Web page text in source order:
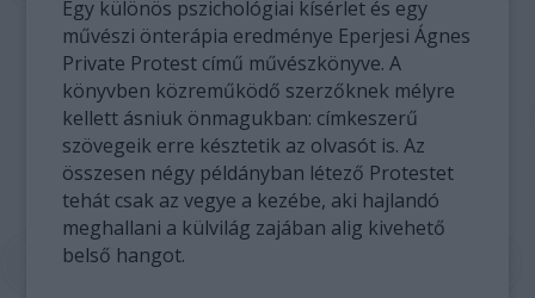
Egy különös pszichológiai kísérlet és egy
művészi önterápia eredménye Eperjesi Ágnes
Private Protest című művészkönyve. A
könyvben közreműködő szerzőknek mélyre
kellett ásniuk önmagukban: címkeszerű
szövegeik erre késztetik az olvasót is. Az
összesen négy példányban létező Protestet
tehát csak az vegye a kezébe, aki hajlandó
meghallani a külvilág zajában alig kivehető
belső hangot.